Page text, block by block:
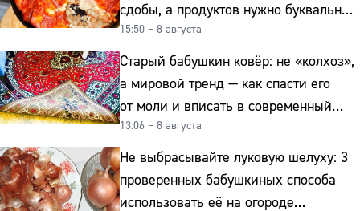
сдобы, а продуктов нужно буквально
копейки
15:50 – 8 августа
Старый бабушкин ковёр: не «колхоз»,
а мировой тренд — как спасти его
от моли и вписать в современный
интерьер
13:06 – 8 августа
Не выбрасывайте луковую шелуху: 3
проверенных бабушкиных способа
использовать её на огороде